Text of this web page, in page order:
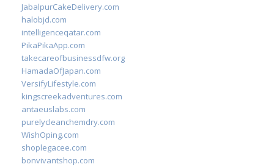
JabalpurCakeDelivery.com
halobjd.com
intelligenceqatar.com
PikaPikaApp.com
takecareofbusinessdfw.org
HamadaOfJapan.com
VersifyLifestyle.com
kingscreekadventures.com
antaeuslabs.com
purelycleanchemdry.com
WishOping.com
shoplegacee.com
bonvivantshop.com